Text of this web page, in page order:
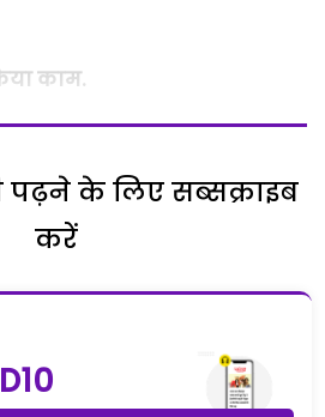
काम.
के लिए सब्सक्राइब
करें